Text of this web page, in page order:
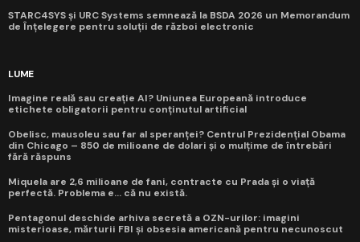
STARC4SYS și URC Systems semnează la BSDA 2026 un Memorandum
de Înțelegere pentru soluții de război electronic
LUME
Imagine reală sau creație AI? Uniunea Europeană introduce
etichete obligatorii pentru conținutul artificial
Obelisc, mausoleu sau far al speranței? Centrul Prezidențial Obama
din Chicago – 850 de milioane de dolari și o mulțime de întrebări
fără răspuns
Miquela are 2,6 milioane de fani, contracte cu Prada și o viață
perfectă. Problema e... că nu există.
Pentagonul deschide arhiva secretă a OZN-urilor: imagini
misterioase, mărturii FBI și obsesia americană pentru necunoscut